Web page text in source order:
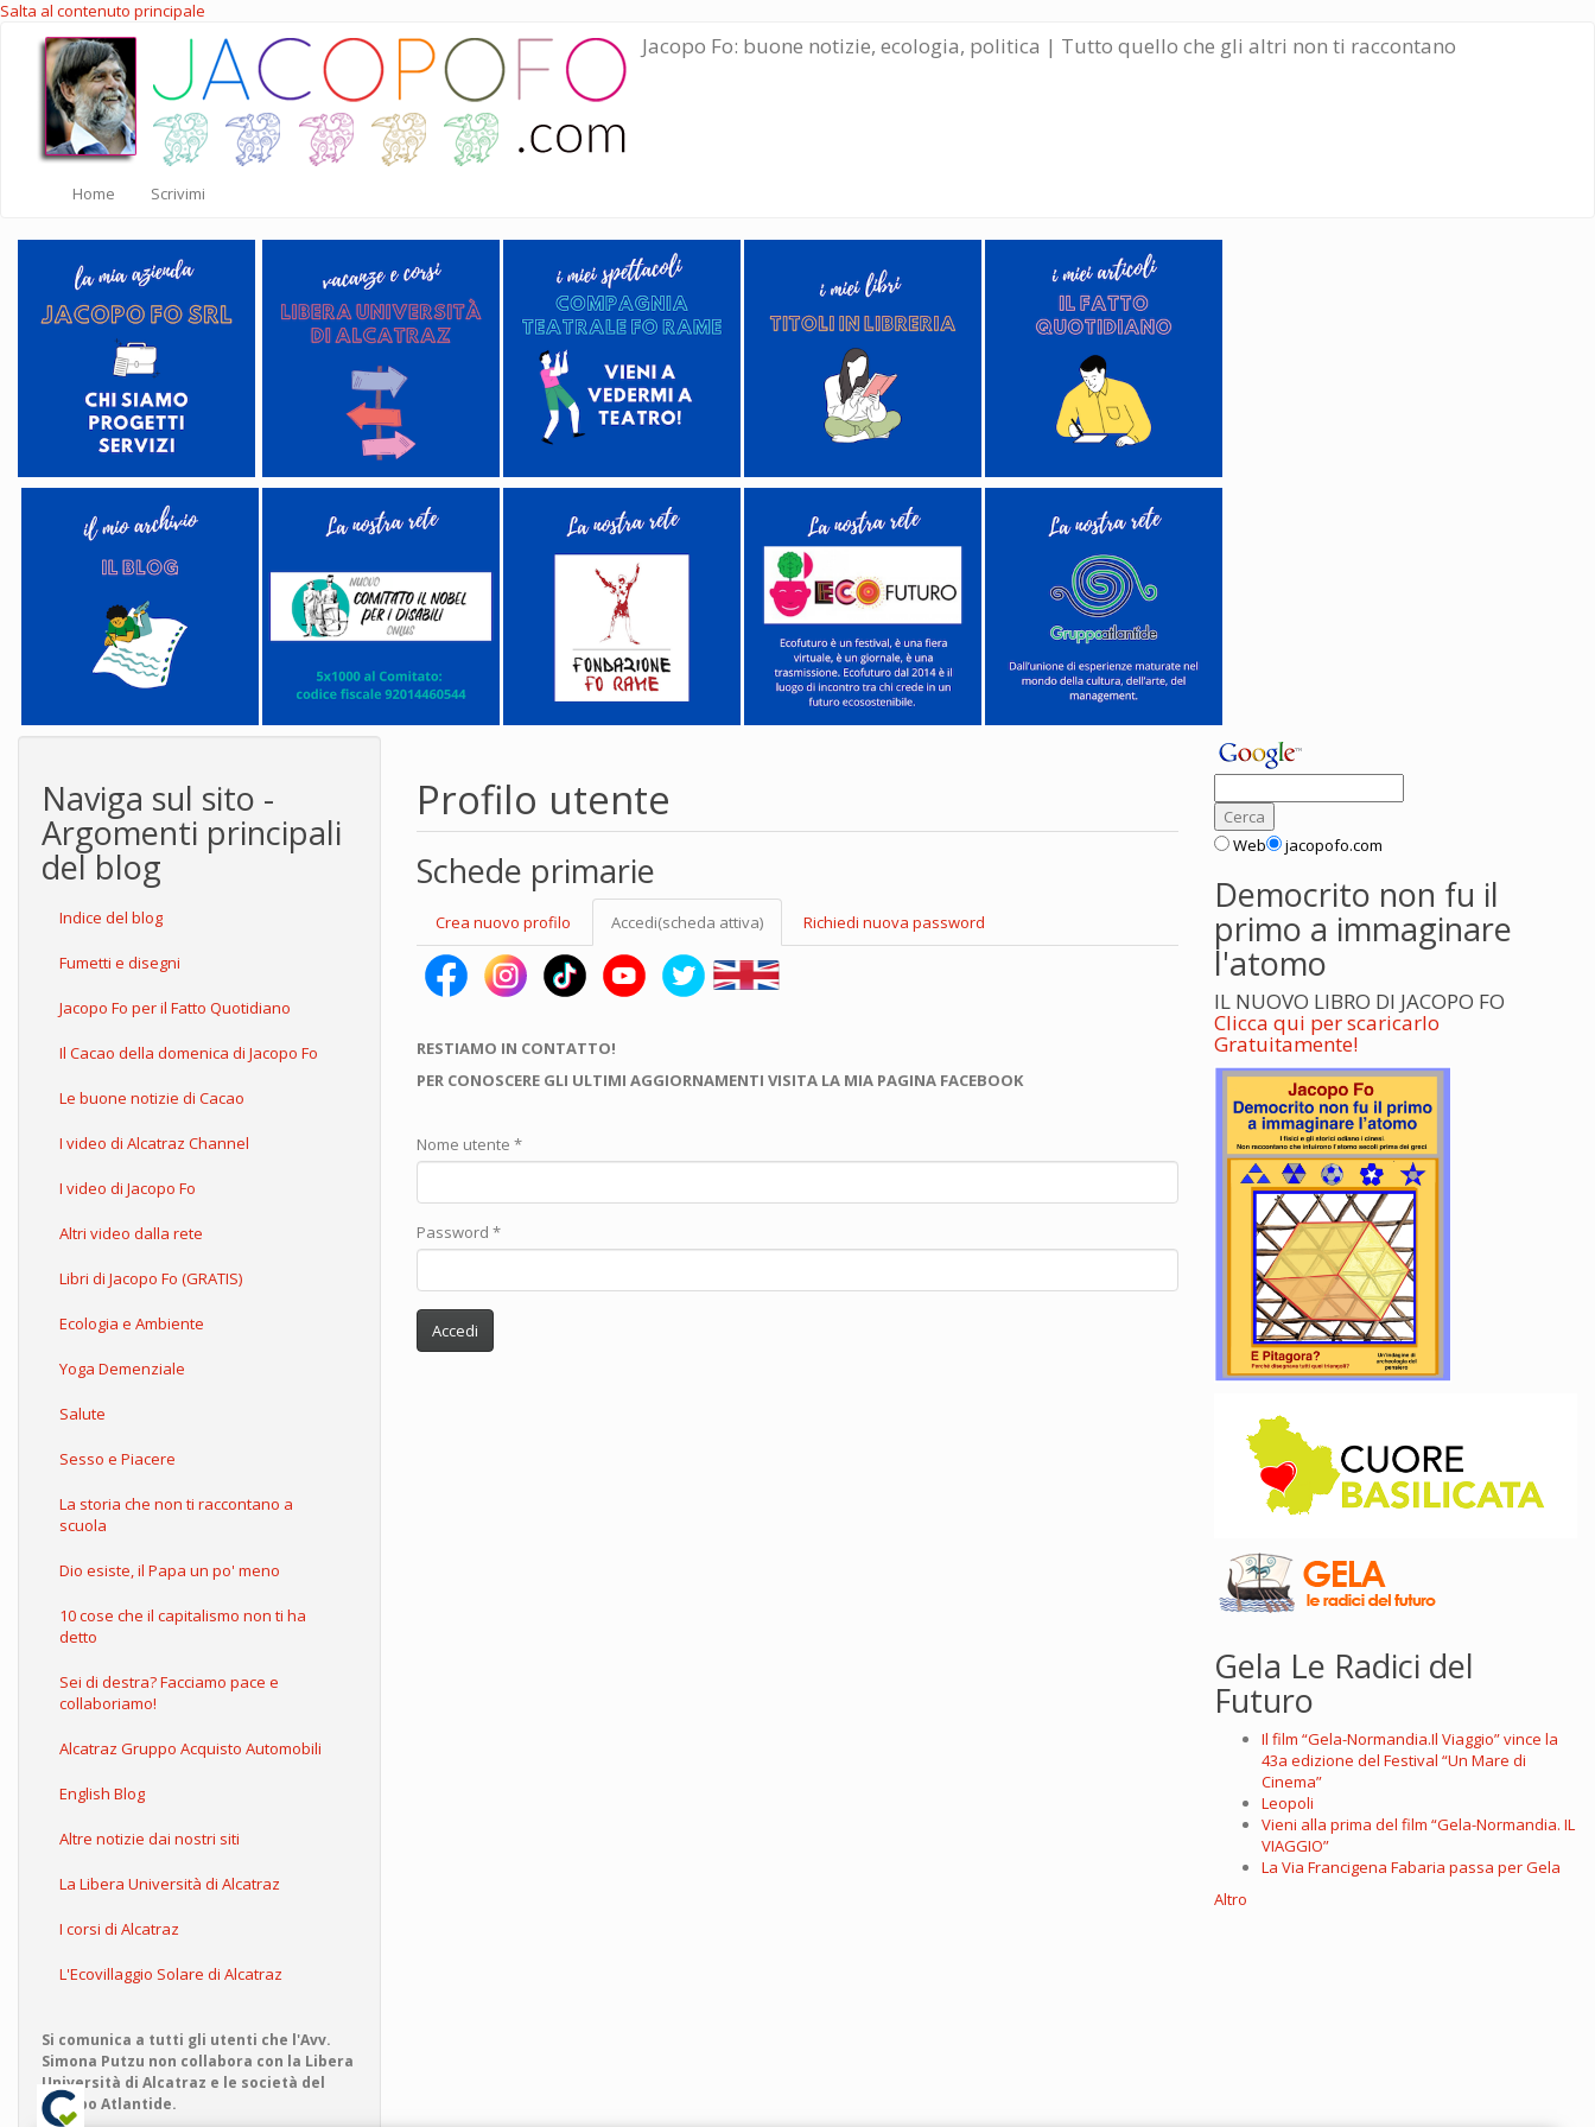
Salta al contenuto principale
Jacopo Fo: buone notizie, ecologia, politica | Tutto quello che gli altri non ti raccontano
Home Scrivimi
Naviga sul sito -
Argomenti principali
del blog
Indice del blog
Fumetti e disegni
Jacopo Fo per il Fatto Quotidiano
Il Cacao della domenica di Jacopo Fo
Le buone notizie di Cacao
I video di Alcatraz Channel
I video di Jacopo Fo
Altri video dalla rete
Libri di Jacopo Fo (GRATIS)
Ecologia e Ambiente
Yoga Demenziale
Salute
Sesso e Piacere
La storia che non ti raccontano a
scuola
Dio esiste, il Papa un po' meno
10 cose che il capitalismo non ti ha
detto
Sei di destra? Facciamo pace e
collaboriamo!
Alcatraz Gruppo Acquisto Automobili
English Blog
Altre notizie dai nostri siti
La Libera Università di Alcatraz
I corsi di Alcatraz
L'Ecovillaggio Solare di Alcatraz
Si comunica a tutti gli utenti che l'Avv.
Simona Putzu non collabora con la Libera
Università di Alcatraz e le società del
Gruppo Atlantide.
Profilo utente
Schede primarie
Crea nuovo profilo Accedi(scheda attiva) Richiedi nuova password
RESTIAMO IN CONTATTO!
PER CONOSCERE GLI ULTIMI AGGIORNAMENTI VISITA LA MIA PAGINA FACEBOOK
Nome utente *
Password *
Accedi
Web jacopofo.com
Democrito non fu il
primo a immaginare
l'atomo
IL NUOVO LIBRO DI JACOPO FO
Clicca qui per scaricarlo
Gratuitamente!
Gela Le Radici del
Futuro
Il film “Gela-Normandia.Il Viaggio” vince la
43a edizione del Festival “Un Mare di
Cinema”
Leopoli
Vieni alla prima del film “Gela-Normandia. IL
VIAGGIO”
La Via Francigena Fabaria passa per Gela
Altro